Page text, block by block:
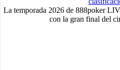
La temporada 2026 de 888poker
con la gran final del